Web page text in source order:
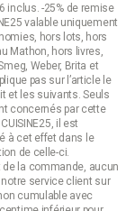
inclus. -25% de remise
valable uniquement
hors lots, hors
Mathon, hors livres,
Weber, Brita et
pas sur l’article le
et les suivants. Seuls
concernés par cette
il est
à cet effet dans le
de celle-ci.
la commande, aucun
notre service client sur
cumulable avec